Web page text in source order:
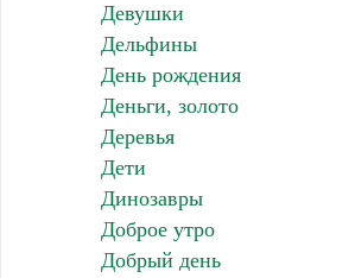
Девушки
Дельфины
День рождения
Деньги, золото
Деревья
Дети
Динозавры
Доброе утро
Добрый день